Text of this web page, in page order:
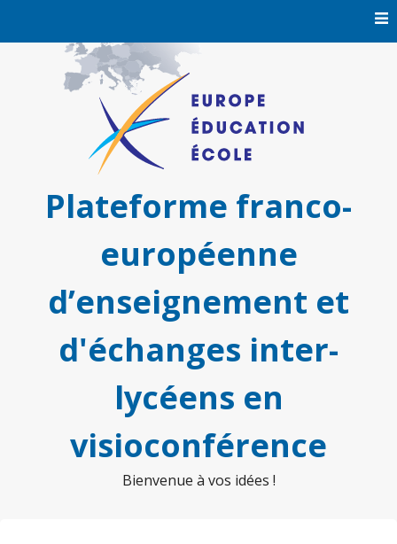
Plateforme franco-
européenne
d’enseignement et
d'échanges inter-
lycéens en
visioconférence
Bienvenue à vos idées !